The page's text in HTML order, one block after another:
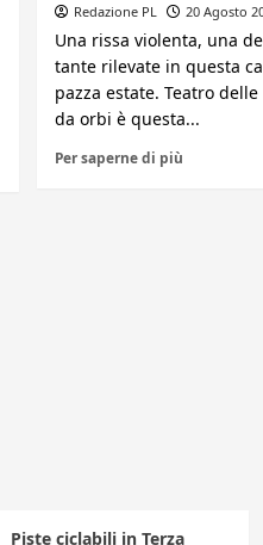
Redazione PL 20 Agosto
Una rissa violenta, una
tante rilevate in questa
pazza estate. Teatro
da orbi è questa...
Per saperne di più
Piste ciclabili in Terza